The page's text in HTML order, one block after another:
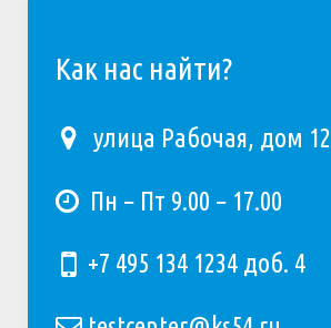
Как нас найти?
улица Рабочая, дом 12
Пн − Пт 9.00 − 17.00
+7 495 134 1234 доб. 4